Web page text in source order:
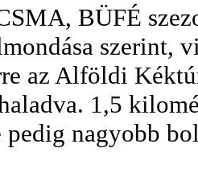
BÜFÉ
szerint,
az Alföldi
1,5
nagyobb